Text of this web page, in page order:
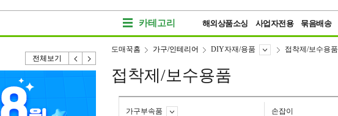
카테고리 해외상품소싱 사업자전용 묶음배송
전체보기
도매꾹홈 가구/인테리어 DIY자재/용품 접착제/보수용품
접착제/보수용품
가구부속품 손잡이